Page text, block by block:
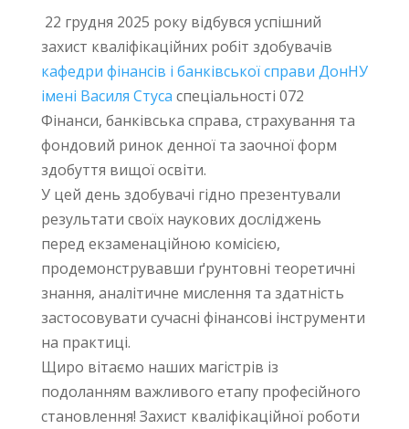
22 грудня 2025 року відбувся успішний
захист кваліфікаційних робіт здобувачів
кафедри фінансів і банківської справи ДонНУ
імені Василя Стуса спеціальності 072
Фінанси, банківська справа, страхування та
фондовий ринок денної та заочної форм
здобуття вищої освіти.
У цей день здобувачі гідно презентували
результати своїх наукових досліджень
перед екзаменаційною комісією,
продемонструвавши ґрунтовні теоретичні
знання, аналітичне мислення та здатність
застосовувати сучасні фінансові інструменти
на практиці.
Щиро вітаємо наших магістрів із
подоланням важливого етапу професійного
становлення! Захист кваліфікаційної роботи